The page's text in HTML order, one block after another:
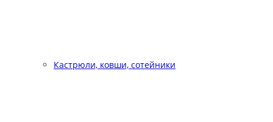
Кастрюли, ковши, сотейники